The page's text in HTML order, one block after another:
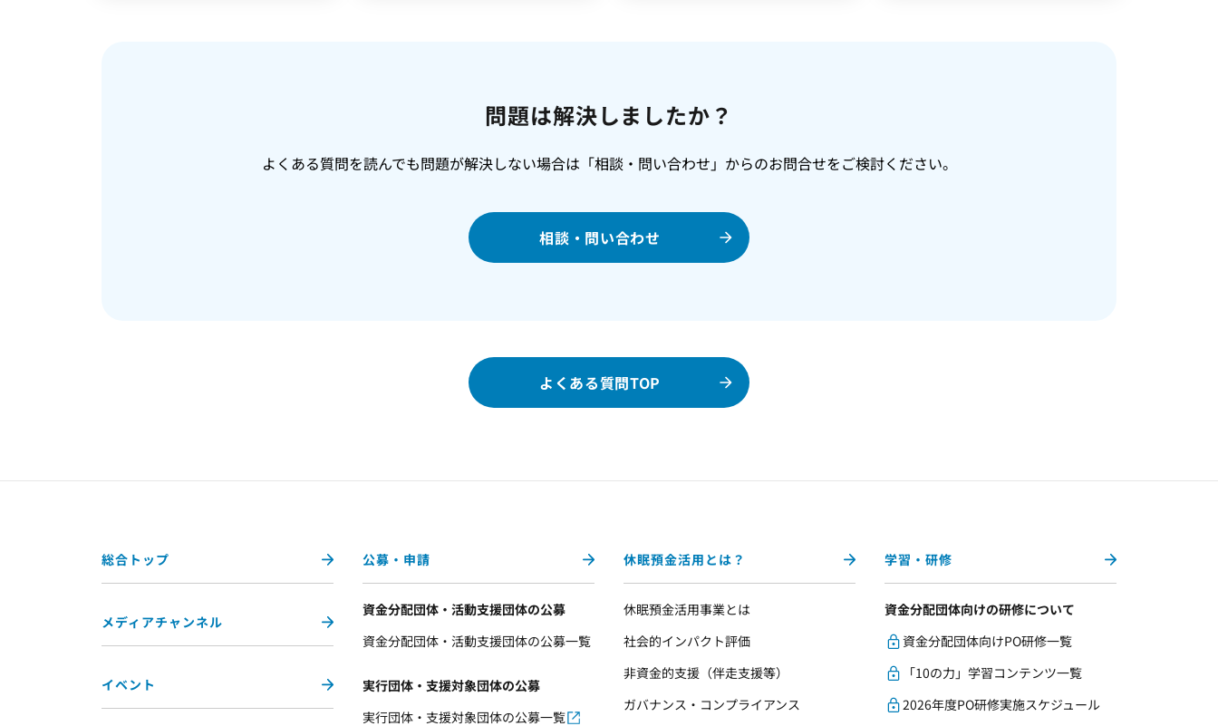
問題は解決しましたか？
よくある質問を読んでも問題が解決しない場合は「相談・問い合わせ」からのお問合せをご検討ください。
相談・問い合わせ
よくある質問TOP
総合トップ
メディアチャンネル
イベント
公募・申請
資金分配団体・活動支援団体の公募
資金分配団体・活動支援団体の公募一覧
実行団体・支援対象団体の公募
実行団体・支援対象団体の公募一覧
休眠預金活用とは？
休眠預金活用事業とは
社会的インパクト評価
非資金的支援（伴走支援等）
ガバナンス・コンプライアンス
学習・研修
資金分配団体向けの研修について
資金分配団体向けPO研修一覧
「10の力」学習コンテンツ一覧
2026年度PO研修実施スケジュール